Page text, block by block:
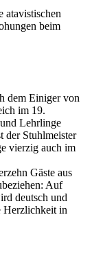
atavistischen
beim
dem Einiger von
im 19.
Lehrlinge
der Stuhlmeister
vierzig auch im
Gäste aus
Auf
deutsch und
Herzlichkeit in